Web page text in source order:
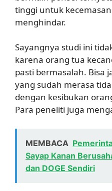
tinggi untuk
menghindar.
Sayangnya studi ini
karena orang tua
pasti bermasalah. Bisa
yang sudah merasa
dengan kesibukan
Para peneliti juga
MEMBACA
Sayap Kanan
dan DOGE Sendiri